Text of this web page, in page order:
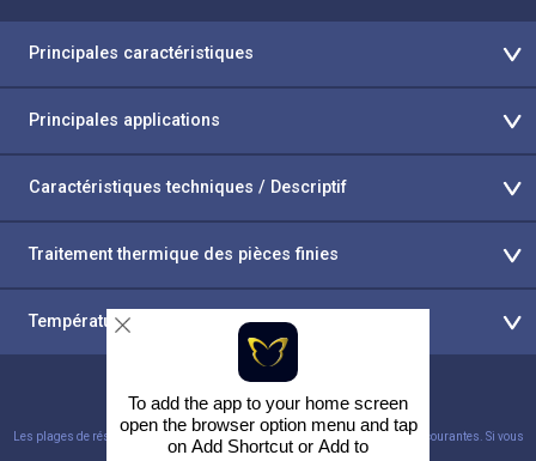
Principales caractéristiques
Principales applications
Caractéristiques techniques / Descriptif
Traitement thermique des pièces finies
Température de fonctionnement
Les plages de résistance à la traction indiquées ci-dessus sont des plages courantes. Si vous
recherchez des valeurs différentes, veuillez nous contacter.
To add the app to your home screen
open the browser option menu and tap
on Add Shortcut or Add to